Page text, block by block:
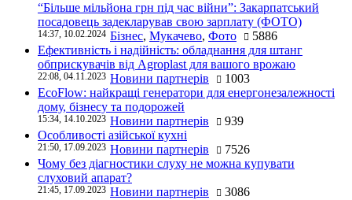
“Більше мільйона грн під час війни”: Закарпатський
посадовець задекларував свою зарплату (ФОТО)
14:37, 10.02.2024 Бізнес, Мукачево, Фото
5886
Ефективність і надійність: обладнання для штанг
обприскувачів від Agroplast для вашого врожаю
22:08, 04.11.2023 Новини партнерів
1003
EcoFlow: найкращі генератори для енергонезалежності
дому, бізнесу та подорожей
15:34, 14.10.2023 Новини партнерів
939
Особливості азійської кухні
21:50, 17.09.2023 Новини партнерів
7526
Чому без діагностики слуху не можна купувати
слуховий апарат?
21:45, 17.09.2023 Новини партнерів 3086